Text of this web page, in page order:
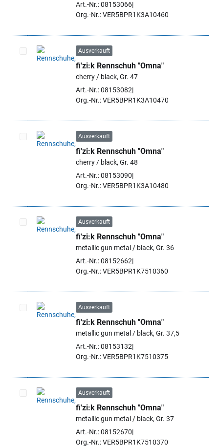
Art.-Nr.: 08153066
Org.-Nr.: VER5BPR1K3A10460
Artikel auswählen
Ausverkauft
fi'zi:k Rennschuh "Omna"
cherry / black, Gr. 47
Art.-Nr.: 08153082
Org.-Nr.: VER5BPR1K3A10470
Artikel auswählen
Ausverkauft
fi'zi:k Rennschuh "Omna"
cherry / black, Gr. 48
Art.-Nr.: 08153090
Org.-Nr.: VER5BPR1K3A10480
Artikel auswählen
Ausverkauft
fi'zi:k Rennschuh "Omna"
metallic gun metal / black, Gr. 36
Art.-Nr.: 08152662
Org.-Nr.: VER5BPR1K7510360
Artikel auswählen
Ausverkauft
fi'zi:k Rennschuh "Omna"
metallic gun metal / black, Gr. 37,5
Art.-Nr.: 08153132
Org.-Nr.: VER5BPR1K7510375
Artikel auswählen
Ausverkauft
fi'zi:k Rennschuh "Omna"
metallic gun metal / black, Gr. 37
Art.-Nr.: 08152670
Org.-Nr.: VER5BPR1K7510370